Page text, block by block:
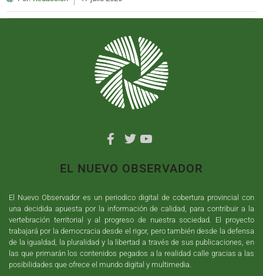
EL NUEVO OBSERVADOR
El Nuevo Observador es un periodico digital de cobertura provincial con
una decidida apuesta por la información de calidad, para contribuir a la
vertebración territorial y al progreso de nuestra sociedad. El proyecto
trabajará por la democracia desde el rigor, pero también desde la defensa
de la igualdad, la pluralidad y la libertad a través de sus publicaciones, en
las que primarán los contenidos pegados a la realidad calle gracias a las
posibilidades que ofrece el mundo digital y multimedia.